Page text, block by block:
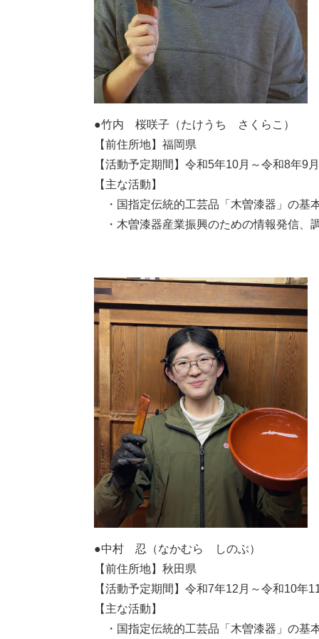
●竹内 桜咲子（たけうち さくらこ）
【前住所地】福岡県
【活動予定期間】令和5年10月～令和8年9月
【主な活動】
・国指定伝統的工芸品「木曽漆器」の基
・木曽漆器産業振興のための情報発信、
●中村 忍（なかむら しのぶ）
【前住所地】秋田県
【活動予定期間】令和7年12月～令和10年
【主な活動】
・国指定伝統的工芸品「木曽漆器」の基